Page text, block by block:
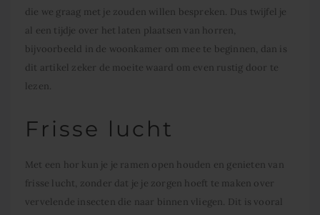
die we graag met je zouden willen bespreken. Dus twijfel je
al een tijdje over het laten plaatsen van horren,
bijvoorbeeld in de woonkamer om mee te beginnen, dan is
dit artikel zeker de moeite waard om even rustig door te
lezen.
Frisse lucht
Met een hor kun je je ramen open houden en genieten van
frisse lucht, zonder dat je je zorgen hoeft te maken over
vervelende insecten die naar binnen vliegen. Dit is vooral